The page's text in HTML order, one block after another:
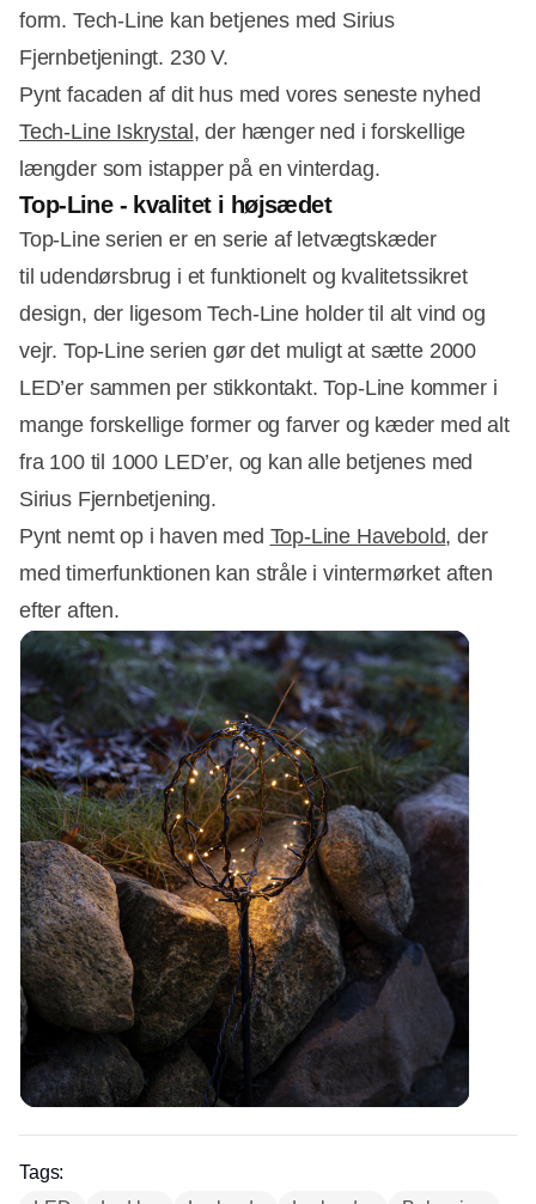
form. Tech-Line kan betjenes med Sirius
Fjernbetjeningt. 230 V.
Pynt facaden af dit hus med vores seneste nyhed
Tech-Line Iskrystal, der hænger ned i forskellige
længder som istapper på en vinterdag.
Top-Line - kvalitet i højsædet
Top-Line serien er en serie af letvægtskæder
til udendørsbrug i et funktionelt og kvalitetssikret
design, der ligesom Tech-Line holder til alt vind og
vejr. Top-Line serien gør det muligt at sætte 2000
LED’er sammen per stikkontakt. Top-Line kommer i
mange forskellige former og farver og kæder med alt
fra 100 til 1000 LED’er, og kan alle betjenes med
Sirius Fjernbetjening.
Pynt nemt op i haven med Top-Line Havebold, der
med timerfunktionen kan stråle i vintermørket aften
efter aften.
Tags: